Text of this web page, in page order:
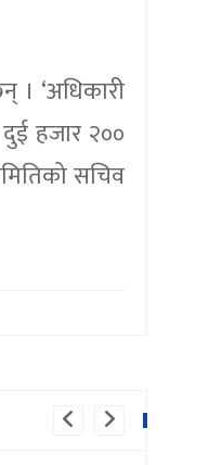
। ‘अधिकारी
हजार २००
सचिव